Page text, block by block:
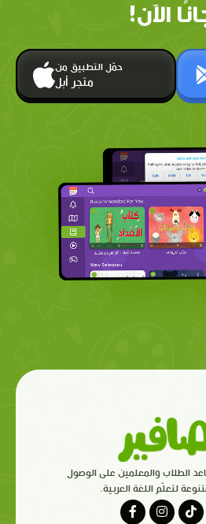
الآن!
حمّل التطبيق من
متجر أبل
الطلاب والمعلمين على الوصول
لتعلّم اللغة العربية.